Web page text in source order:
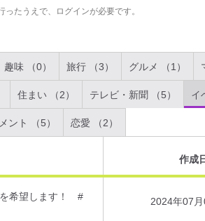
たうえで、ログインが必要です。
趣味 （0） 旅行 （3） グルメ （1）
住まい （2） テレビ・新聞 （5） イ
ント （5） 恋愛 （2）
作成
を希望します！ #
2024年07